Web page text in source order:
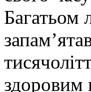
Багатьом
здоровим